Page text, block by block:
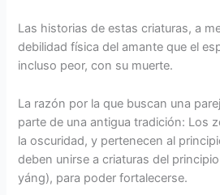
Las historias de estas criaturas, a
debilidad física del amante que el
incluso peor, con su muerte.
La razón por la que buscan una
parte de una antigua tradición: Los
la oscuridad, y pertenecen al
deben unirse a criaturas del
yáng), para poder fortalecerse.